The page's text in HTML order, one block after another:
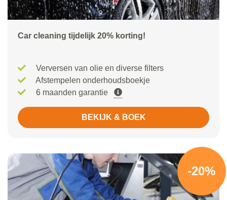
Car cleaning tijdelijk 20% korting!
Verversen van olie en diverse filters
Afstempelen onderhoudsboekje
6 maanden garantie
BEKIJK & BOEK
-20%